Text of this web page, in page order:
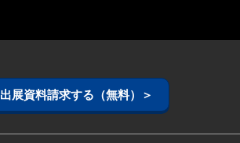
出展資料請求する（無料）＞